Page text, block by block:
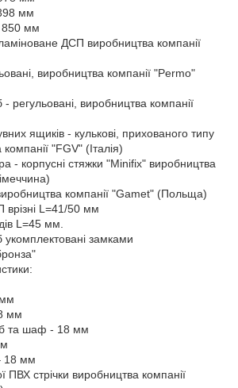
мм
850 мм
ДСП виробництва компанії
виробництва компанії "Permo"
регульовані, виробництва компанії
ящиків - кулькові, прихованого типу
"FGV" (Італія)
- корпусні стяжки "Minifix" виробництва
компанії "Gamet" (Польща)
врізні L=41/50 мм
L=45 мм.
замками
мм
та шаф - 18 мм
18 мм
ПВХ стрічки виробництва компанії